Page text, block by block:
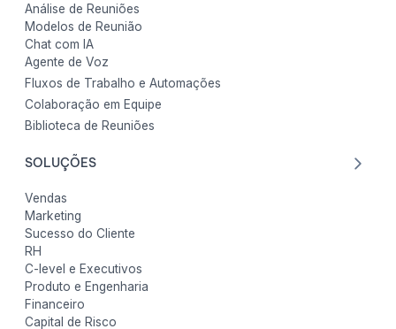
Análise de Reuniões
Modelos de Reunião
Chat com IA
Agente de Voz
Fluxos de Trabalho e Automações
Colaboração em Equipe
Biblioteca de Reuniões
SOLUÇÕES
Vendas
Marketing
Sucesso do Cliente
RH
C-level e Executivos
Produto e Engenharia
Financeiro
Capital de Risco